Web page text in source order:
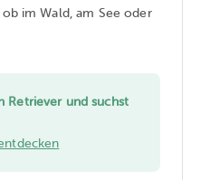
im Wald, am See oder
Retriever und suchst